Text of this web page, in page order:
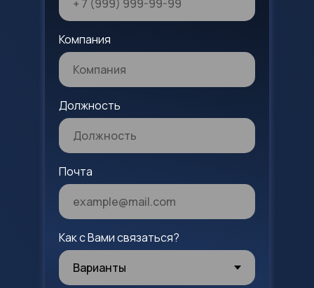
Компания
Должность
Почта
Как с Вами связаться?